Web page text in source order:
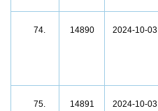
74. 14890 2024-10-03
75. 14891 2024-10-03